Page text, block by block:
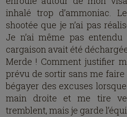
inhalé trop d’ammoniac.
shootée que je n’ai pas
Je n’ai même pas
cargaison avait été
Merde ! Comment justifier
prévu de sortir sans me
bégayer des excuses
main droite et me tire
tremblent, mais je garde